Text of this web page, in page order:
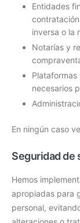
Entidades
inversa o la
Notarías y
necesarios
En ningún caso
Seguridad de
Hemos
apropiadas para
personal,